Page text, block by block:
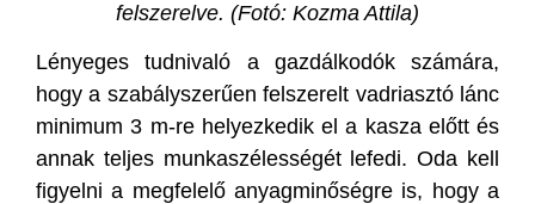
felszerelve. (Fotó: Kozma Attila)
Lényeges tudnivaló a gazdálkodók számára,
hogy a szabályszerűen felszerelt vadriasztó lánc
minimum 3 m-re helyezkedik el a kasza előtt és
annak teljes munkaszélességét lefedi. Oda kell
figyelni a megfelelő anyagminőségre is, hogy a